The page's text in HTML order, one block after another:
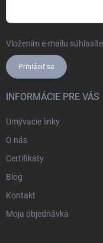
Vložením e-mailu
Prihlásiť sa
INFORMÁCIE PRE VÁS
Umývacie linky
O nás
Certifikáty
Blog
Kontakt
Moja objednávka